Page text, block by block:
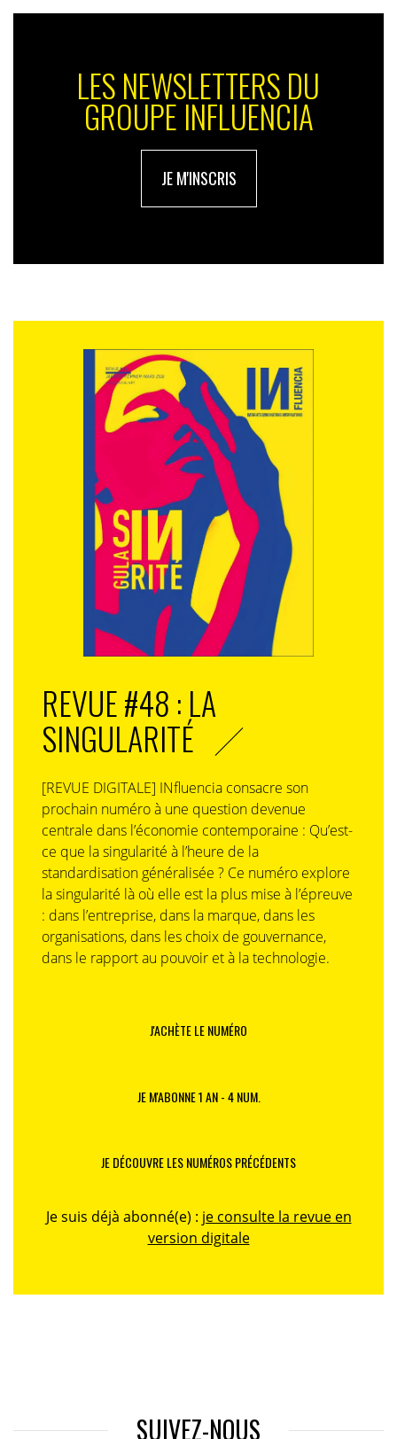
LES NEWSLETTERS DU
GROUPE INFLUENCIA
JE M'INSCRIS
REVUE #48 : LA
SINGULARITÉ
[REVUE DIGITALE] INfluencia consacre son
prochain numéro à une question devenue
centrale dans l’économie contemporaine : Qu’est-
ce que la singularité à l’heure de la
standardisation généralisée ? Ce numéro explore
la singularité là où elle est la plus mise à l’épreuve
: dans l’entreprise, dans la marque, dans les
organisations, dans les choix de gouvernance,
dans le rapport au pouvoir et à la technologie.
J'ACHÈTE LE NUMÉRO
JE M'ABONNE 1 AN - 4 NUM.
JE DÉCOUVRE LES NUMÉROS PRÉCÉDENTS
Je suis déjà abonné(e) : je consulte la revue en
version digitale
SUIVEZ-NOUS